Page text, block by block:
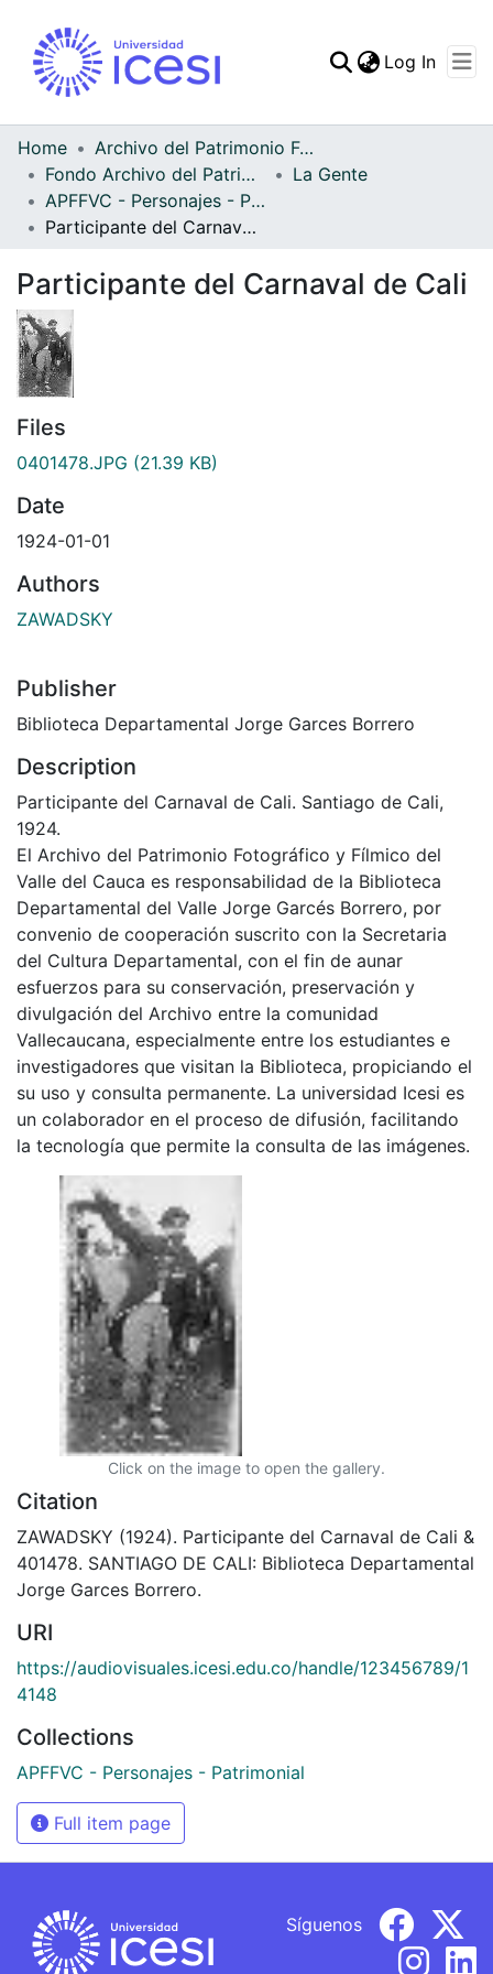
Statistics
Log In
Home
Archivo del Patrimonio Fotográfico y Fílmico del Valle del Cauca
Fondo Archivo del Patrimonio Fotográfico y Fílmico del Valle del Cauca
La Gente
APFFVC - Personajes - Patrimonial
Participante del Carnaval de Cali
Participante del Carnaval de Cali
Files
0401478.JPG (21.39 KB)
Date
1924-01-01
Authors
ZAWADSKY
Publisher
Biblioteca Departamental Jorge Garces Borrero
Description
Participante del Carnaval de Cali. Santiago de Cali,
1924.
El Archivo del Patrimonio Fotográfico y Fílmico del
Valle del Cauca es responsabilidad de la Biblioteca
Departamental del Valle Jorge Garcés Borrero, por
convenio de cooperación suscrito con la Secretaria
del Cultura Departamental, con el fin de aunar
esfuerzos para su conservación, preservación y
divulgación del Archivo entre la comunidad
Vallecaucana, especialmente entre los estudiantes e
investigadores que visitan la Biblioteca, propiciando el
su uso y consulta permanente. La universidad Icesi es
un colaborador en el proceso de difusión, facilitando
la tecnología que permite la consulta de las imágenes.
Click on the image to open the gallery.
Citation
ZAWADSKY (1924). Participante del Carnaval de Cali &
401478. SANTIAGO DE CALI: Biblioteca Departamental
Jorge Garces Borrero.
URI
https://audiovisuales.icesi.edu.co/handle/123456789/1
4148
Collections
APFFVC - Personajes - Patrimonial
Full item page
Síguenos